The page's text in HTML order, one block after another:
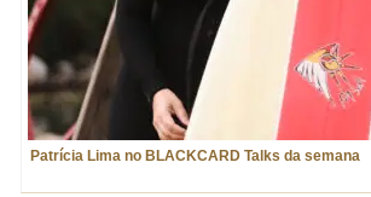
Patrícia Lima no BLACKCARD Talks da semana